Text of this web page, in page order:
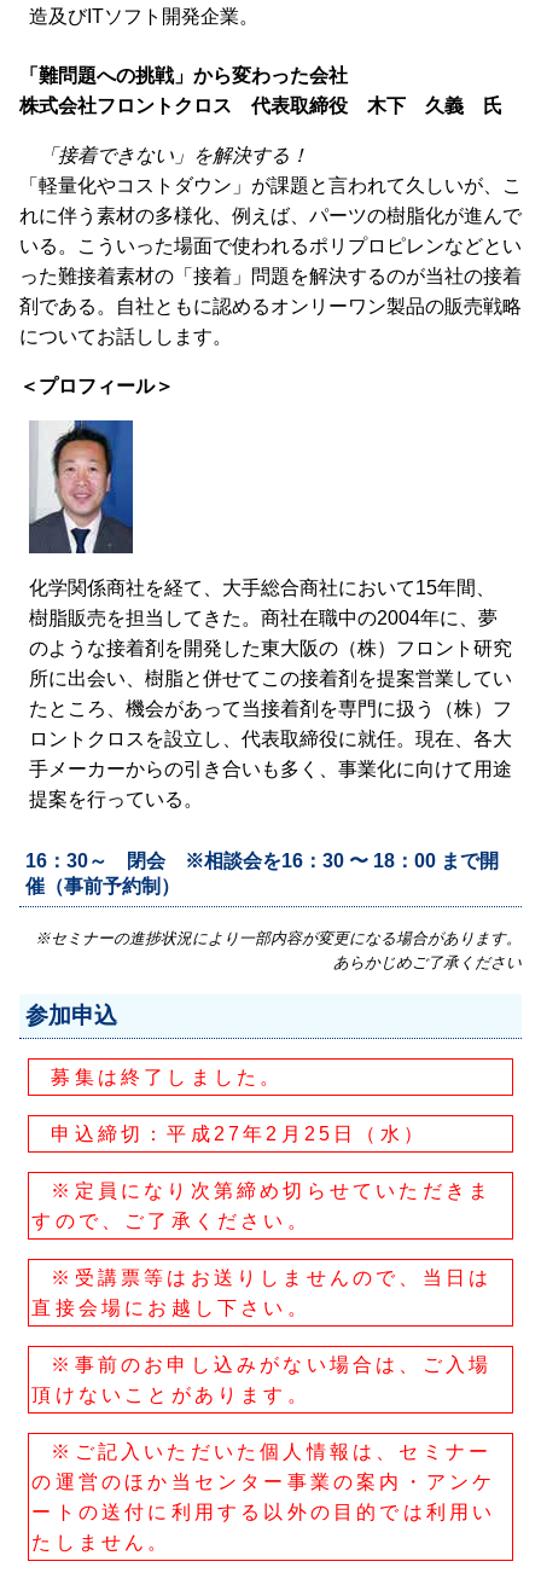
造及びITソフト開発企業。
「難問題への挑戦」から変わった会社
株式会社フロントクロス 代表取締役 木下 久義 氏
「接着できない」を解決する！
「軽量化やコストダウン」が課題と言われて久しいが、こ
れに伴う素材の多様化、例えば、パーツの樹脂化が進んで
いる。こういった場面で使われるポリプロピレンなどとい
った難接着素材の「接着」問題を解決するのが当社の接着
剤である。自社ともに認めるオンリーワン製品の販売戦略
についてお話しします。
＜プロフィール＞
化学関係商社を経て、大手総合商社において15年間、
樹脂販売を担当してきた。商社在職中の2004年に、夢
のような接着剤を開発した東大阪の（株）フロント研究
所に出会い、樹脂と併せてこの接着剤を提案営業してい
たところ、機会があって当接着剤を専門に扱う（株）フ
ロントクロスを設立し、代表取締役に就任。現在、各大
手メーカーからの引き合いも多く、事業化に向けて用途
提案を行っている。
16：30～ 閉会 ※相談会を16：30 〜 18：00 まで開
催（事前予約制）
※セミナーの進捗状況により一部内容が変更になる場合があります。
あらかじめご了承ください
参加申込
募集は終了しました。
申込締切：平成27年2月25日（水）
※定員になり次第締め切らせていただきま
すので、ご了承ください。
※受講票等はお送りしませんので、当日は
直接会場にお越し下さい。
※事前のお申し込みがない場合は、ご入場
頂けないことがあります。
※ご記入いただいた個人情報は、セミナー
の運営のほか当センター事業の案内・アンケ
ートの送付に利用する以外の目的では利用い
たしません。